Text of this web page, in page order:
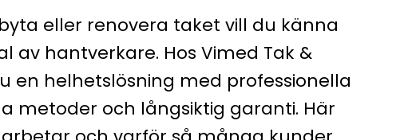
eller renovera taket vill du känna
av hantverkare. Hos Vimed Tak &
en helhetslösning med professionella
metoder och långsiktig garanti. Här